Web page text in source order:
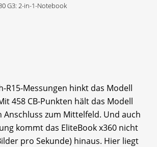
G3: 2-in-1-Notebook
R15-Messungen hinkt das Modell
458 CB-Punkten hält das Modell
Anschluss zum Mittelfeld. Und auch
kommt das EliteBook x360 nicht
pro Sekunde) hinaus. Hier liegt